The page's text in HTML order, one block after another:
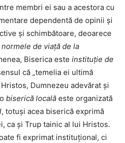
membri ei sau a acestora cu
dependentă de opinii și
și schimbătoare, deoarece
de viață de la
Biserica este instituție de
că „temelia ei ultimă
Dumnezeu adevărat și
biserică locală este organizată
, totuși acea biserică exprimă
ca și Trup tainic al lui Hristos.
fi exprimat instituțional, ci